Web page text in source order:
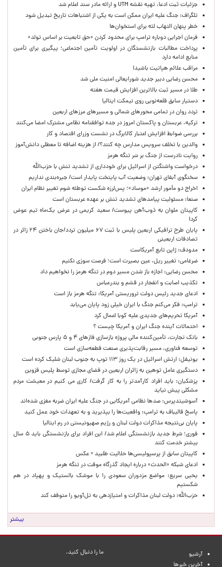
جزئیات ثبت ادعا، تهیه نقشه UTM و ارائه مادر سند اعلام شد
تلگراف: جنگ علیه ایران ممکن است به یکی از اشتباهات تاریخ تبدیل شود
خطر پنهان التهاب لثه برای استخوان‌ها
فرمان اجرایی دوباره ترامپ برای محدود کردن «حق تابعیت بر اساس تولد»
پرداخت مطالبات بازنشستگان در اولویت تأمین اجتماعی؛ پیگیری برای تأمین
منابع ادامه دارد
مراقب علائم هپاتیت باشید!
محسن رضایی دبیر جدید شورایعالی امنیت ملی شد
طلا در مسیر ثبت بالاترین افزایش قیمت هفته
دستیار سابق قلعه‌نویی روی نیمکت ایتالیا
تردد روان در تمامی محورهای شمالی و مسیرهای مرزهای اربعین
ترکیه، عربستان و پاکستان امروز در جده توافقنامه نظامی مشترک امضا می‌کنند
بررسی ضوابط افزایش اعتبار کالابرگ در نشست وزرای اقتصاد و کار
والدین با تخلف سرویس مدارس چه کنند؟/ از هزینه اضافه تا معطلی دانش‌آموز
روایت نادرست از جنگ بر سَر تنگه هرمز
درخواست واشنگتن از اسرائیل برای خودداری از تشدید تنش با حزب‌الله
سخنگوی آبفای تهران: وضعیت آب پایتخت پایدار است/ جیره‌بندی نداریم
اخراج دو مأمور ارشد «موساد»؛ پس‌لرزه شکست توطئه شوم تغییر نظام ایران
صنعا: مسئولیت پیامدهای تشدید تنش بر عهده عربستان است
کاپیتان ملوان به ذوب‌آهن پیوست/ سعید کریمی در عرض یک‌ماه تیم عوض
کرد!
پایان طرح ترافیکی اربعین پلیس با ثبت ۶۷ میلیون تردد/جان باختن ۲۴ زائر در
تصادفات اربعینی
مدودف: ژاپن تابع آمریکاست
ضرغامی: تغییر ریل، عین بصیرت است؛ فرصت سوزی نکنیم
محسن رضایی: اجازه باز شدن مسیر دوم در تنگه هرمز را نخواهیم داد
تکذیب اصابت و انفجار در قشم و بندرعباس
ادعای جدید رئیس دولت تروریستی آمریکا: تنگه هرمز باز است
ترامپ: فکر می‌کنم جنگ با ایران خیلی زود پایان می‌یابد
آمریکا تحریم‌های جدیدی علیه کوبا اعمال کرد
احتمالات آینده جنگ ایران و آمریکا چیست ؟
بانک تجارت، تأمین‌کننده مالی پروژه بازسازی فازهای ۴ و ۵ پارس جنوبی
توسعه فناوری، مسیر رقابت‌پذیری صنعت قطعه‌سازی است
یونیفل: ارتش اسرائیل در یک روز ۱۱۳ توپ به جنوب لبنان شلیک کرده است
دستگیری عامل توهین به زائران اربعین در فضای مجازی توسط پلیس قزوین
پزشکیان: باید افراد کارآمدتر را به کار گرفت/ کاری می کنیم در معیشت مردم
مشکلی پیش نیاید
آسوشیتدپرس: صدها نظامی آمریکایی در جنگ علیه ایران ضربه مغزی شده‌اند
پاسخ قالیباف به ترامپ: واقعیت‌ها را بپذیرید و به تعهدات خود عمل کنید
پایان بی‌نتیجه مذاکرات دولت لبنان و رژیم صهیونیستی در رم ایتالیا
فوری؛ شرط جدید بازنشستگی اعلام شد/ این افراد برای بازنشستگی باید ۵ سال
بیشتر خدمت کنند
کاپیتان سابق از پرسپولیسی‌ها حلالیت طلبید + عکس
ادعای شبکه «الحدث» درباره ایجاد گذرگاه موقت در تنگه هرمز
یحیی سریع: مواضع مزدوران سعودی را با موشک بالستیک و پهپاد در هم
شکستیم
حزب‌الله: دولت لبنان مذاکرات و امتیازدهی به تل‌آویو را متوقف کند
بیشتر
آرشیو
آخرین خبرها
ما را دنبال کنید.